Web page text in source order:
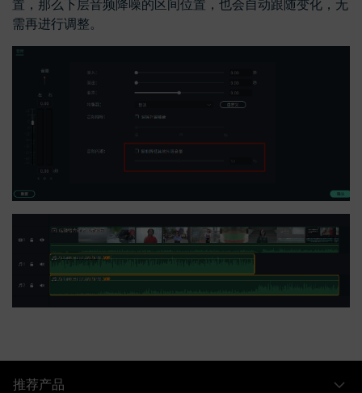
置，那么下层音频降噪的区间位置，也会自动跟随变化，无
需再进行调整。
推荐产品